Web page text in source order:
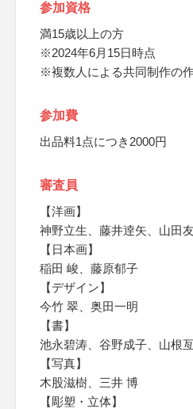
参加資格
満15歳以上の方
※2024年6月15日時点
※複数人による共同制作の
参加費
出品料1点につき2000円
審査員
【洋画】
神野立生、藤井逹矢、山田
【日本画】
稲田 峻、藤原郁子
【デザイン】
今竹 翠、奥田一明
【書】
池永碧涛、谷野成子、山根
【写真】
木股滋樹、三井 博
【彫塑・立体】